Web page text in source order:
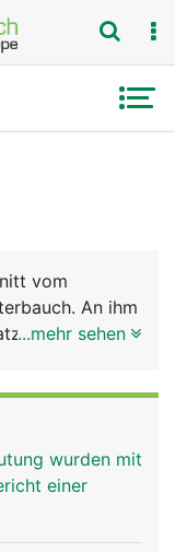
vom
An ihm
der
sind.
...mehr sehen
wurden mit
einer